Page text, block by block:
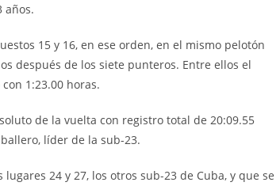
años.
15 y 16, en ese orden, en el mismo pelotón
después de los siete punteros. Entre ellos el
1:23.00 horas.
de la vuelta con registro total de 20:09.55
líder de la sub-23.
24 y 27, los otros sub-23 de Cuba, y que se